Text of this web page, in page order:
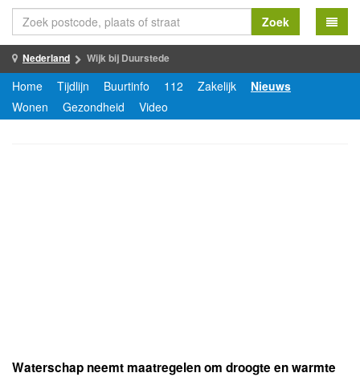
Zoek
Nederland Wijk bij Duurstede
Home Tijdlijn Buurtinfo 112 Zakelijk
Nieuws
Wonen
Gezondheid Video
Waterschap neemt maatregelen om droogte en warmte